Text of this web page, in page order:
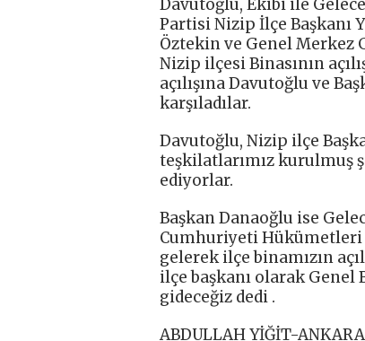
Davutoğlu, Ekibi ile
Partisi Nizip İlçe Başkanı
Öztekin ve Genel Merkez
Nizip ilçesi Binasının
açılışına Davutoğlu ve
karşıladılar.
Davutoğlu, Nizip ilçe
teşkilatlarımız kurulmuş
ediyorlar.
Başkan Danaoğlu ise
Cumhuriyeti Hükümetleri
gelerek ilçe binamızın
ilçe başkanı olarak Genel
gideceğiz dedi .
ABDULLAH YİĞİT-